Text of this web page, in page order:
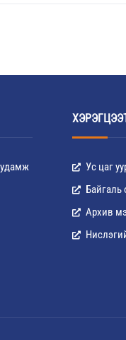
Ус цаг
Байгаль
Архив